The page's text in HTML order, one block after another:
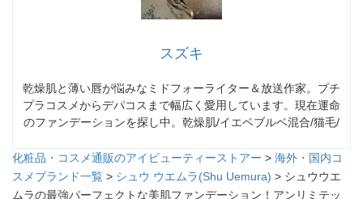
スズキ
乾燥肌と薄い唇が悩みなミドフォーライター＆放送作家。プチ
プラコスメからデパコスまで幅広く愛用しています。現在運命
のファンデーションを探し中。乾燥肌/イエベブルベ混合/猫毛/
化粧品・コスメ通販のアイビューティーストアー > 海外・国内コ
スメブランド一覧 > シュウ ウエムラ(Shu Uemura) > シュウウエ
ムラの最強パーフェクトな美肌ファンデーション！アンリミテッ